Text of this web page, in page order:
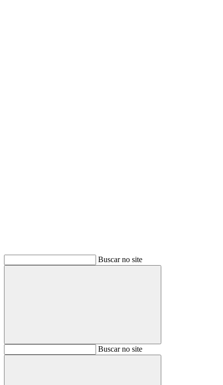
Buscar no site
BuscarBuscar no site